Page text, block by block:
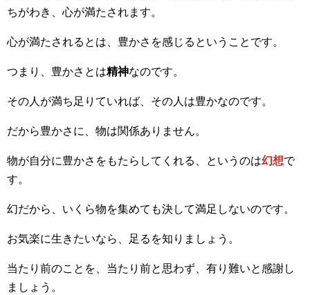
ちがわき、心が満たされます。
心が満たされるとは、豊かさを感じるということです。
つまり、豊かさとは精神なのです。
その人が満ち足りていれば、その人は豊かなのです。
だから豊かさに、物は関係ありません。
物が自分に豊かさをもたらしてくれる、というのは幻想で
す。
幻だから、いくら物を集めても決して満足しないのです。
お気楽に生きたいなら、足るを知りましょう。
当たり前のことを、当たり前と思わず、有り難いと感謝し
ましょう。